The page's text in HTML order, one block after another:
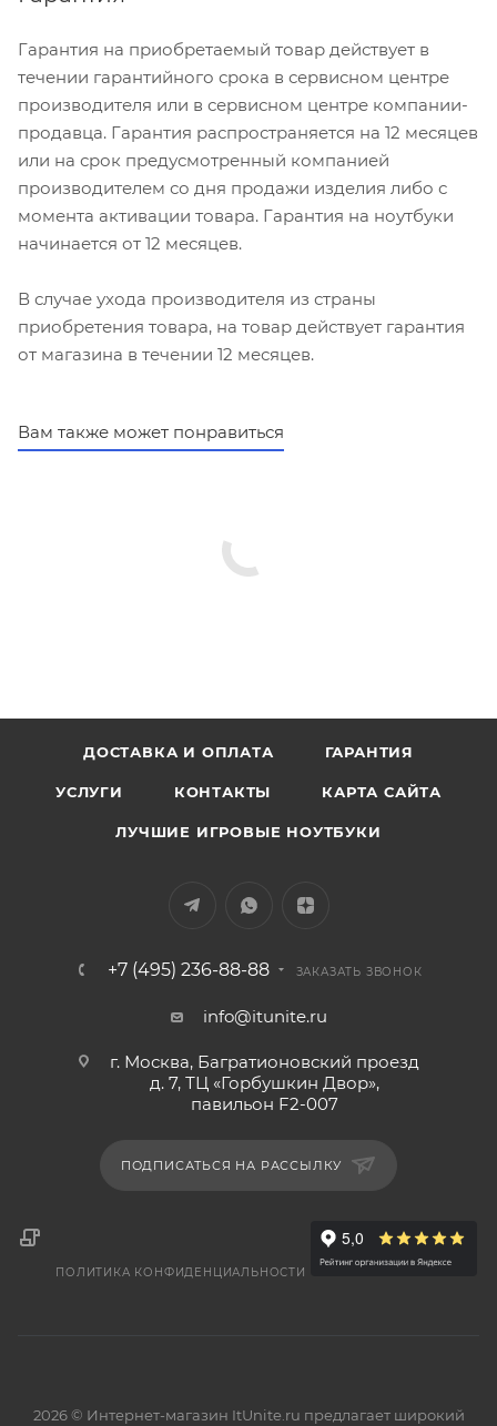
Гарантия на приобретаемый товар действует в
течении гарантийного срока в сервисном центре
производителя или в сервисном центре компании-
продавца. Гарантия распространяется на 12 месяцев
или на срок предусмотренный компанией
производителем со дня продажи изделия либо с
момента активации товара. Гарантия на ноутбуки
начинается от 12 месяцев.
В случае ухода производителя из страны
приобретения товара, на товар действует гарантия
от магазина в течении 12 месяцев.
Вам также может понравиться
ДОСТАВКА И ОПЛАТА ГАРАНТИЯ
УСЛУГИ КОНТАКТЫ КАРТА САЙТА
ЛУЧШИЕ ИГРОВЫЕ НОУТБУКИ
+7 (495) 236-88-88 ЗАКАЗАТЬ ЗВОНОК
info@itunite.ru
г. Москва, Багратионовский проезд
д. 7, ТЦ «Горбушкин Двор»,
павильон F2-007
ПОДПИСАТЬСЯ НА РАССЫЛКУ
ПОЛИТИКА КОНФИДЕНЦИАЛЬНОСТИ
2026 © Интернет-магазин ItUnite.ru предлагает широкий